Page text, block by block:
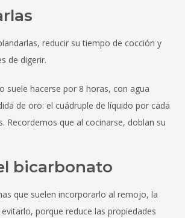
reducir su tiempo de cocción y
de digerir.
suele hacerse por 8 horas, con agua
de oro: el cuádruple de líquido por cada
Recordemos que al cocinarse, doblan su
bicarbonato
que suelen incorporarlo al remojo, la
porque reduce las propiedades